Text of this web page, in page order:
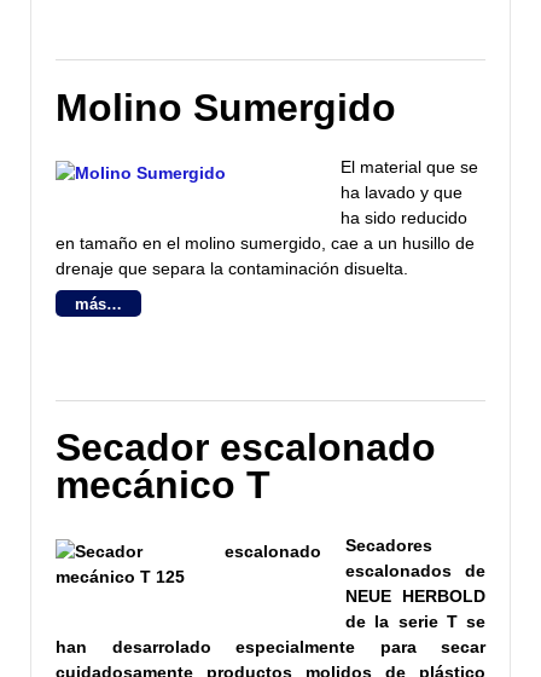
Molino Sumergido
El material que se
ha lavado y que
ha sido reducido
en tamaño en el molino sumergido, cae a un husillo de
drenaje que separa la contaminación disuelta.
más…
Secador escalonado
mecánico T
Secadores
escalonados de
NEUE HERBOLD
de la serie T se
han desarrolado especialmente para secar
cuidadosamente productos molidos de plástico